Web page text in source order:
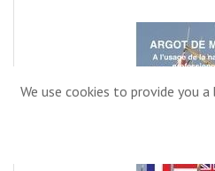
We use cookies to provide you